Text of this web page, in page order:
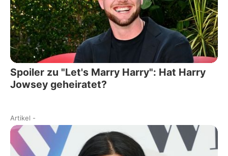
Spoiler zu "Let's Marry Harry": Hat Harry
Jowsey geheiratet?
Artikel -